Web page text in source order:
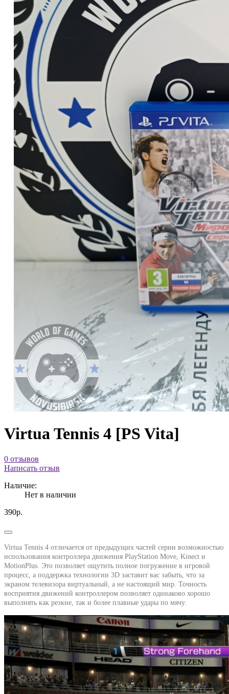
Virtua Tennis 4 [PS Vita]
0 отзывов
Написать отзыв
Наличие:
Нет в наличии
390р.
Virtua Tennis 4 отличается от предыдущих частей серии возможностью
использования контроллера движения PlayStation Move, Kinect и
MotionPlus. Это позволяет ощутить полное погружение в игровой
процесс, а поддержка технологии 3D заставит вас забыть, что за
экраном телевизора виртуальный, а не настоящий мир. Точность
восприятия движений контроллером позволяет одинаково хорошо
выполнять как резкие, так и более плавные удары по мячу.